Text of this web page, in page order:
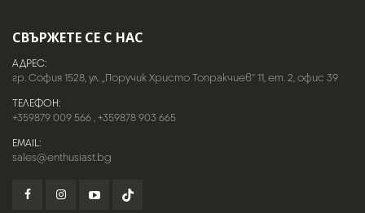
СВЪРЖЕТЕ СЕ С НАС
АДРЕС:
гр. София 1528, ул. „Поручик Христо Топракчиев“ 11, ет. 2, офис 39
ТЕЛЕФОН:
+359879 009 566,+359878 903 665
EMAIL:
sales@enthusiast.bg